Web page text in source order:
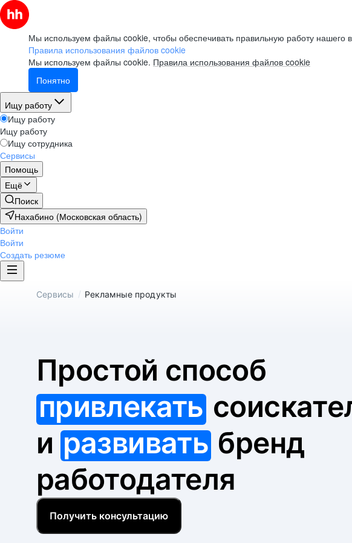
Мы используем файлы cookie, чтобы обеспечивать правильную работу нашего
Правила использования файлов cookie
Мы используем файлы cookie. Правила использования файлов cookie
Понятно
Ищу работу
Ищу работу
Ищу работу
Ищу сотрудника
Сервисы
Помощь
Ещё
Поиск
Нахабино (Московская область)
Войти
Войти
Создать резюме
Сервисы / Рекламные продукты
Простой способ
привлекать
и развивать бренд
работодателя
Получить консультацию